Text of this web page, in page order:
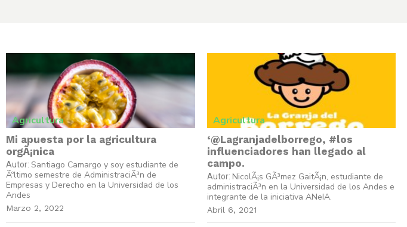
Agricultura
Mi apuesta por la agricultura
orgÃ¡nica
Autor: Santiago Camargo y soy estudiante de
Ãºltimo semestre de AdministraciÃ³n de
Empresas y Derecho en la Universidad de los
Andes
Marzo 2, 2022
Agricultura
‘@Lagranjadelborrego, #los
influenciadores han llegado al
campo.
Autor: NicolÃ¡s GÃ³mez GaitÃ¡n, estudiante de
administraciÃ³n en la Universidad de los Andes e
integrante de la iniciativa ANeIA.
Abril 6, 2021